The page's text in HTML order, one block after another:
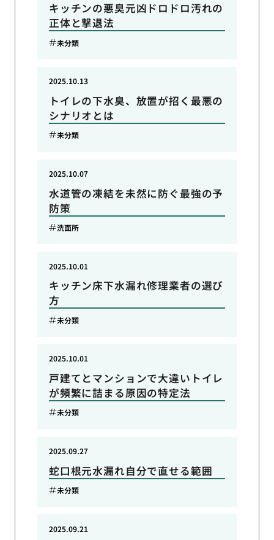
キッチンの悪臭元凶ドロドロ汚れの
正体と撃退法
未分類
トイレの下水臭、放置が招く最悪の
シナリオとは
2025.10.13
未分類
水道管の凍結を未然に防ぐ最強の予
防策
2025.10.07
洗面所
キッチン床下水漏れ修理業者の選び
方
2025.10.01
未分類
戸建てとマンションで大違いトイレ
が頻繁に詰まる原因の特定法
2025.10.01
未分類
蛇口根元水漏れ自分で直せる範囲
2025.09.27
未分類
2025.09.21